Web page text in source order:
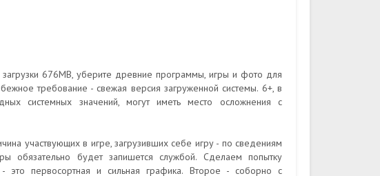
676MB, уберите древние программы, игры и фото для
требование - свежая версия загруженной системы. 6+, в
системных значений, могут иметь место осложнения с
участвующих в игре, загрузивших себе игру - по сведениям
обязательно будет запишется службой. Сделаем попытку
это первосортная и сильная графика. Второе - соборно с